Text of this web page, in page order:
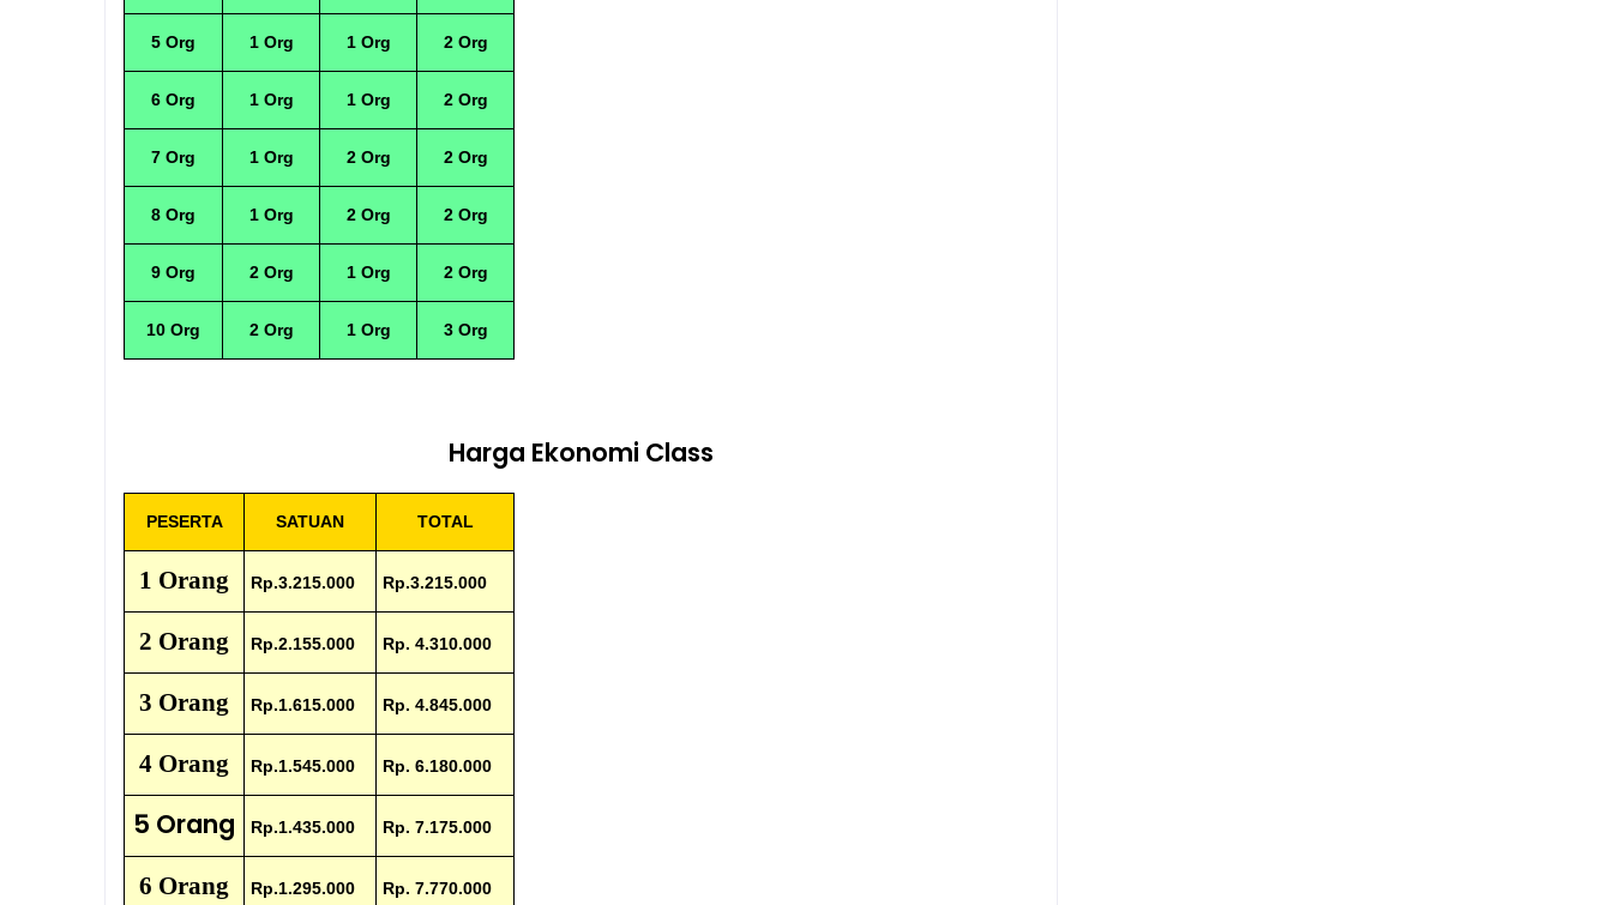
5 Org 1 Org 1 Org 2 Org
6 Org 1 Org 1 Org 2 Org
7 Org 1 Org 2 Org 2 Org
8 Org 1 Org 2 Org 2 Org
9 Org 2 Org 1 Org 2 Org
10 Org 2 Org 1 Org 3 Org
Harga Ekonomi Class
PESERTA SATUAN TOTAL
1 Orang Rp.3.215.000 Rp.3.215.000
2 Orang Rp.2.155.000 Rp. 4.310.000
3 Orang Rp.1.615.000 Rp. 4.845.000
4 Orang Rp.1.545.000 Rp. 6.180.000
5 Orang Rp.1.435.000 Rp. 7.175.000
6 Orang Rp.1.295.000 Rp. 7.770.000